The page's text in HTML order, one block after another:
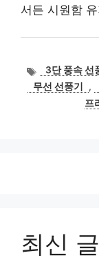
서든 시원함
태
그
3단 풍속 선
무선 선풍기
,
프
최신 글